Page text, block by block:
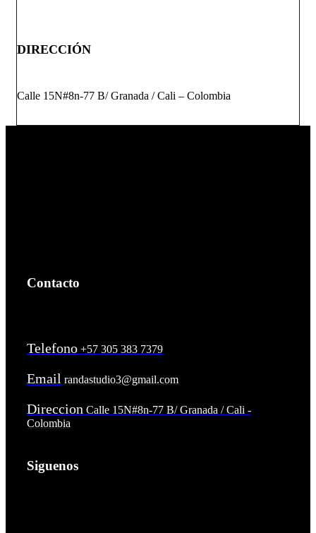
DIRECCIÓN
Calle 15N#8n-77 B/ Granada / Cali – Colombia
Contacto
Telefono +57 305 383 7379
Email randastudio3@gmail.com
Direccion Calle 15N#8n-77 B/ Granada / Cali -
Colombia
Siguenos